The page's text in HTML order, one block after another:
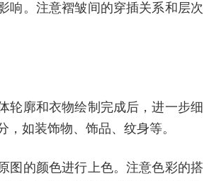
响。注意褶皱间的穿插关系和层次
轮廓和衣物绘制完成后，进一步细
，如装饰物、饰品、纹身等。
图的颜色进行上色。注意色彩的搭